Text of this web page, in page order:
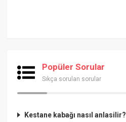
Popüler Sorular
Sıkça sorulan sorular
Kestane kabağı nasıl anlasilir?